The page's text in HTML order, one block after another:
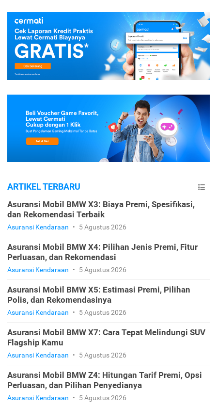
ARTIKEL TERBARU
Asuransi Mobil BMW X3: Biaya Premi, Spesifikasi,
dan Rekomendasi Terbaik
Asuransi Kendaraan • 5 Agustus 2026
Asuransi Mobil BMW X4: Pilihan Jenis Premi, Fitur
Perluasan, dan Rekomendasi
Asuransi Kendaraan • 5 Agustus 2026
Asuransi Mobil BMW X5: Estimasi Premi, Pilihan
Polis, dan Rekomendasinya
Asuransi Kendaraan • 5 Agustus 2026
Asuransi Mobil BMW X7: Cara Tepat Melindungi SUV
Flagship Kamu
Asuransi Kendaraan • 5 Agustus 2026
Asuransi Mobil BMW Z4: Hitungan Tarif Premi, Opsi
Perluasan, dan Pilihan Penyedianya
Asuransi Kendaraan • 5 Agustus 2026